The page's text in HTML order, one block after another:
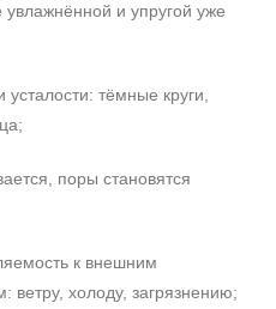
увлажнённой и упругой уже
тёмные круги,
поры становятся
к внешним
ветру, холоду, загрязнению;